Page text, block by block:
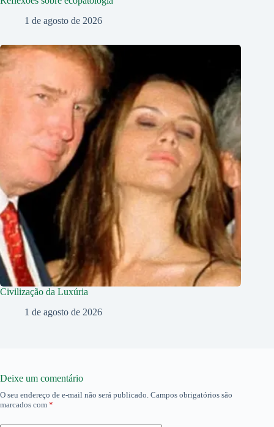
1 de agosto de 2026
Civilização da Luxúria
1 de agosto de 2026
Deixe um comentário
O seu endereço de e-mail não será publicado. Campos obrigatórios são
marcados com *